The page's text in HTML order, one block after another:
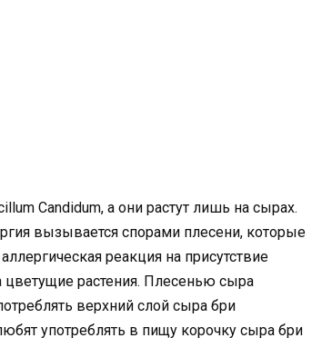
Candidum, а они растут лишь на сырах.
вызывается спорами плесени, которые
реакция на присутствие
цветущие растения. Плесенью сыра
верхний слой сыра бри
употреблять в пищу корочку сыра бри